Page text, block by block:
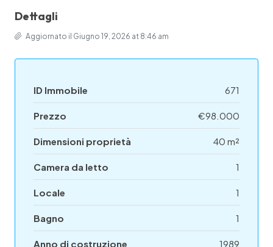
Dettagli
Aggiornato il Giugno 19, 2026 at 8:46 am
ID Immobile 671
Prezzo €98.000
Dimensioni proprietà 40 m²
Camera da letto 1
Locale 1
Bagno 1
Anno di costruzione 1989